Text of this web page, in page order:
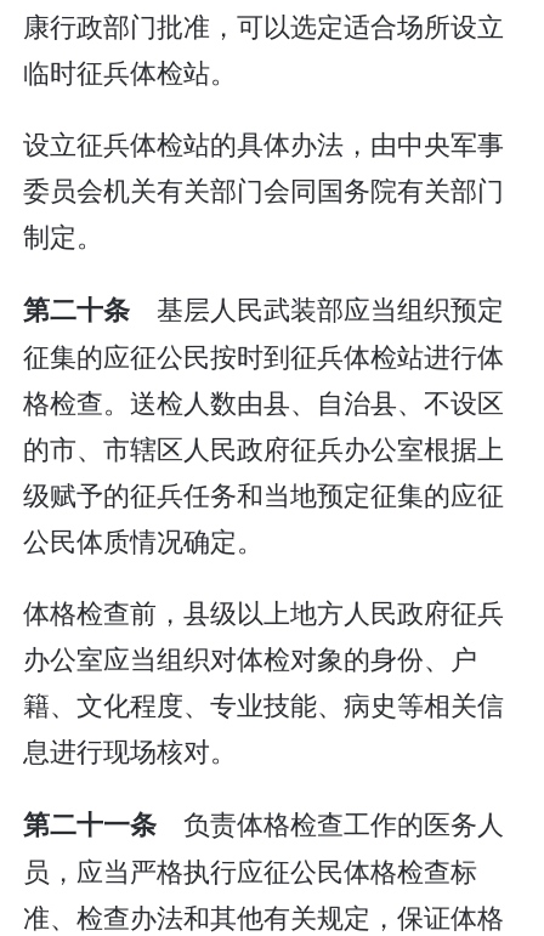
康行政部门批准，可以选定适合场所设立
临时征兵体检站。
设立征兵体检站的具体办法，由中央军事
委员会机关有关部门会同国务院有关部门
制定。
第二十条 基层人民武装部应当组织预定
征集的应征公民按时到征兵体检站进行体
格检查。送检人数由县、自治县、不设区
的市、市辖区人民政府征兵办公室根据上
级赋予的征兵任务和当地预定征集的应征
公民体质情况确定。
体格检查前，县级以上地方人民政府征兵
办公室应当组织对体检对象的身份、户
籍、文化程度、专业技能、病史等相关信
息进行现场核对。
第二十一条 负责体格检查工作的医务人
员，应当严格执行应征公民体格检查标
准、检查办法和其他有关规定，保证体格